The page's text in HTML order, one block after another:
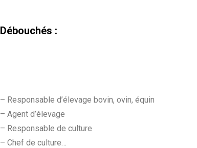
Débouchés :
– Responsable d’élevage bovin, ovin, équin
– Agent d’élevage
– Responsable de culture
– Chef de culture…